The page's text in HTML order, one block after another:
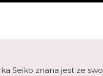
Seiko znana jest ze